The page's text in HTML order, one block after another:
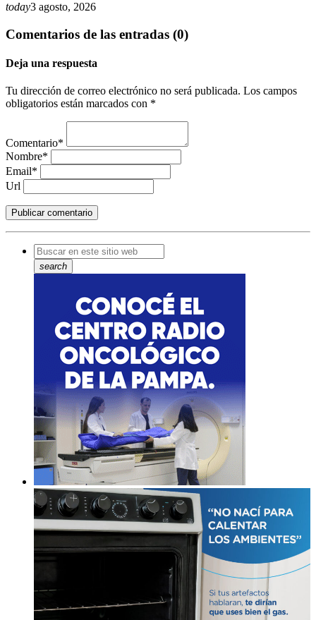
today3 agosto, 2026
Comentarios de las entradas (0)
Deja una respuesta
Tu dirección de correo electrónico no será publicada. Los campos
obligatorios están marcados con *
Comentario*
Nombre*
Email*
Url
search